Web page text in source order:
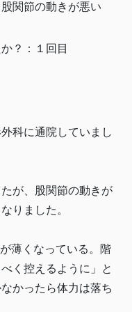
関節の動きが悪い
？：１回目
科に通院していまし
が、股関節の動きが
りました。
薄くなっている。階
く控えるように」と
かったら体力は落ち